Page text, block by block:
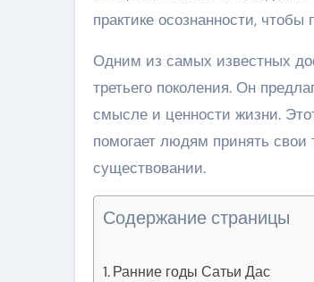
практике осознанности,
Одним из самых известных
третьего поколения. Он
смысле и ценности жизни.
помогает людям принять
существовании.
Содержание страницы
Ранние годы Сатьи Дас